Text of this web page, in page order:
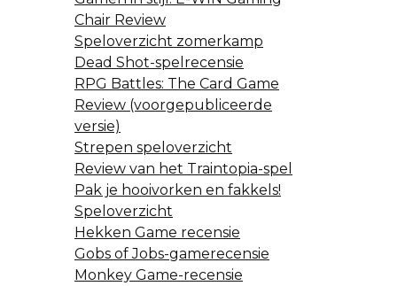
Chair Review
Speloverzicht zomerkamp
Dead Shot-spelrecensie
RPG Battles: The Card Game
Review (voorgepubliceerde
versie)
Strepen speloverzicht
Review van het Traintopia-spel
Pak je hooivorken en fakkels!
Speloverzicht
Hekken Game recensie
Gobs of Jobs-gamerecensie
Monkey Game-recensie